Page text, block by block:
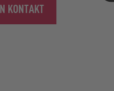
KONTAKT